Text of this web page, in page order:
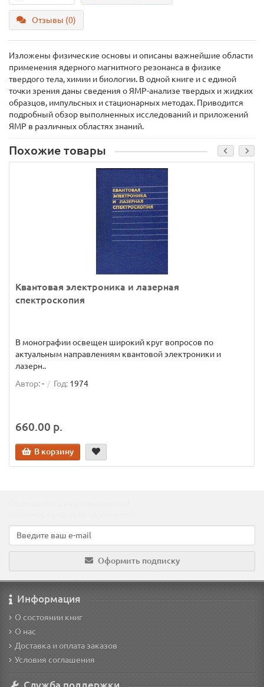
Отзывы (0)
Изложены физические основы и описаны важнейшие области
применения ядерного магнитного резонанса в физике
твердого тела, химии и биологии. В одной книге и с единой
точки зрения даны сведения о ЯМР-анализе твердых и жидких
образцов, импульсных и стационарных методах. Приводится
подробный обзор выполненных исследований и приложений
ЯМР в различных областях знаний.
Похожие товары
Квантовая электроника и лазерная
спектроскопия
В монографии освещен широкий круг вопросов по
актуальным направлениям квантовой электроники и
лазерн..
Автор:- Год: 1974
660.00 р.
В корзину
Оформить подписку
Информация
О состоянии книг
О нас
Доставка и оплата заказов
Условия соглашения